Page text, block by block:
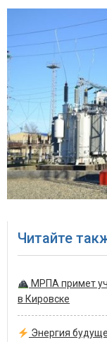
Читайте
МРПА примет
в Кировске
Энергия